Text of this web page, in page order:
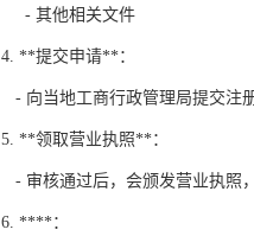
- 其他相关文件
4. **提交申请**：
- 向当地工商行政管理局提交注
5. **领取营业执照**：
- 审核通过后，会颁发营业执照
6. ****：